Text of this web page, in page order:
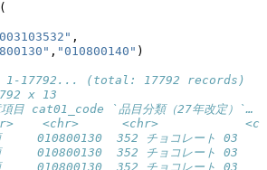
(
,
, "010800140" )
1-17792... (total: 17792 records)
x 13
cat01_code `品目分類（27年改定）`…
<chr>      <chr>
010800130  352 チョコレート 03
010800130  352 チョコレート 03
010800130  352 チョコレート 03